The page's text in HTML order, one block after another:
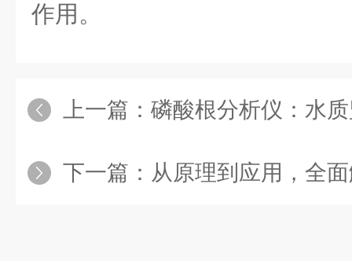
作用。
上一篇： 磷酸根分析仪：水质监
下一篇： 从原理到应用，全